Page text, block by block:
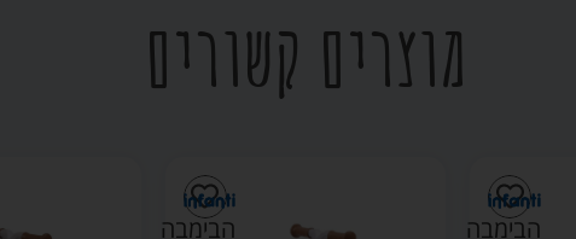
מוצרים קשורים
הבימבה הבימבה